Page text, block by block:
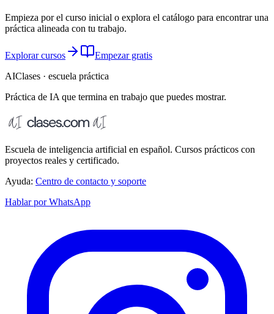
Empieza por el curso inicial o explora el catálogo para encontrar una
práctica alineada con tu trabajo.
Explorar cursos
Empezar gratis
AIClases · escuela práctica
Práctica de IA que termina en trabajo que puedes mostrar.
Escuela de inteligencia artificial en español. Cursos prácticos con
proyectos reales y certificado.
Ayuda: Centro de contacto y soporte
Hablar por WhatsApp